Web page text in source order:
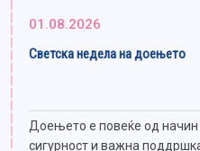
01.08.2026
Светска недела на доењето
Доењето е повеќе од начин
сигурност и важна